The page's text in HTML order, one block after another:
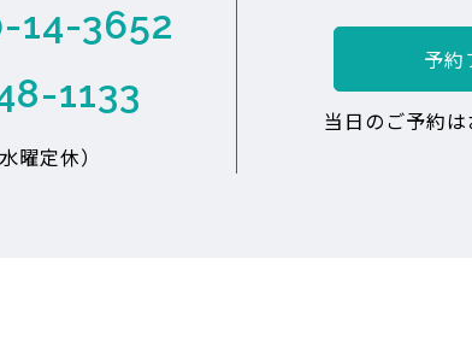
14-3652
1133
曜定休）
予約
当日のご予約は